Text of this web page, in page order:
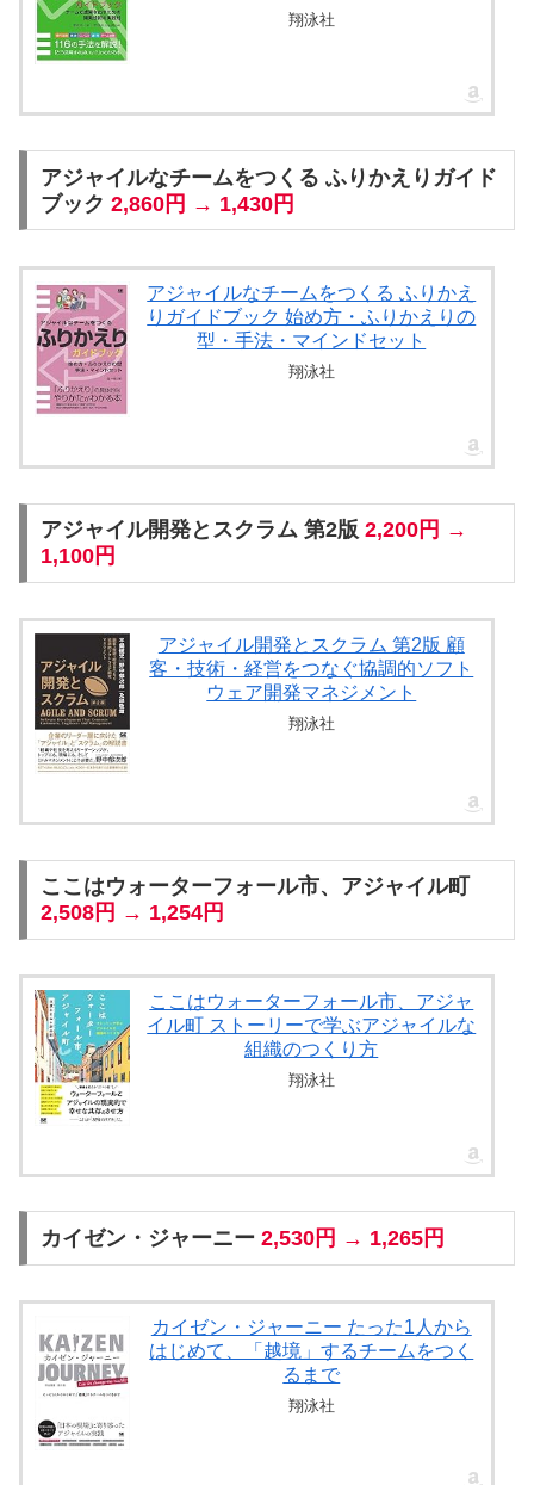
翔泳社
アジャイルなチームをつくる ふりかえりガイド
ブック 2,860円 → 1,430円
アジャイルなチームをつくる ふりかえ
りガイドブック 始め方・ふりかえりの
型・手法・マインドセット
翔泳社
アジャイル開発とスクラム 第2版 2,200円 →
1,100円
アジャイル開発とスクラム 第2版 顧
客・技術・経営をつなぐ協調的ソフト
ウェア開発マネジメント
翔泳社
ここはウォーターフォール市、アジャイル町
2,508円 → 1,254円
ここはウォーターフォール市、アジャ
イル町 ストーリーで学ぶアジャイルな
組織のつくり方
翔泳社
カイゼン・ジャーニー 2,530円 → 1,265円
カイゼン・ジャーニー たった1人から
はじめて、「越境」するチームをつく
るまで
翔泳社